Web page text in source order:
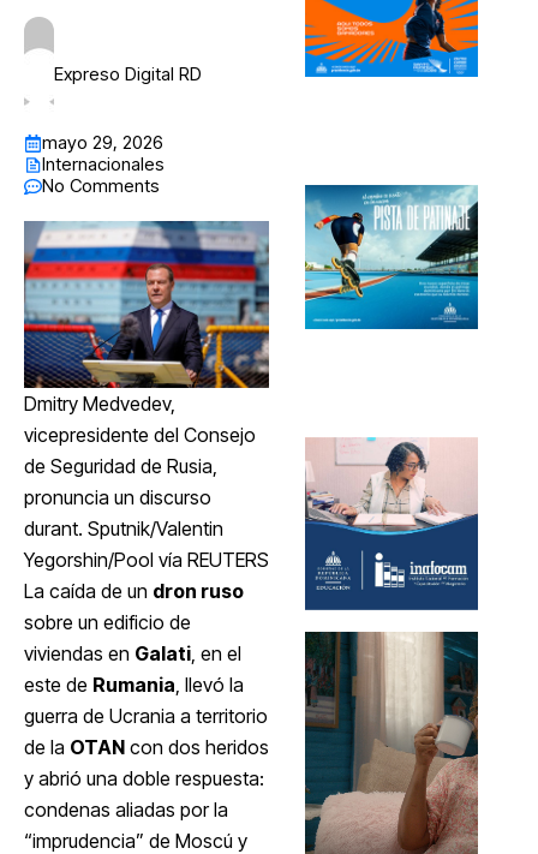
Expreso Digital RD
mayo 29, 2026
Internacionales
No Comments
Dmitry Medvedev,
vicepresidente del Consejo
de Seguridad de Rusia,
pronuncia un discurso
durant. Sputnik/Valentin
Yegorshin/Pool vía REUTERS
La caída de un dron ruso
sobre un edificio de
viviendas en Galati , en el
este de Rumania , llevó la
guerra de Ucrania a territorio
de la OTAN con dos heridos
y abrió una doble respuesta:
condenas aliadas por la
“imprudencia” de Moscú y